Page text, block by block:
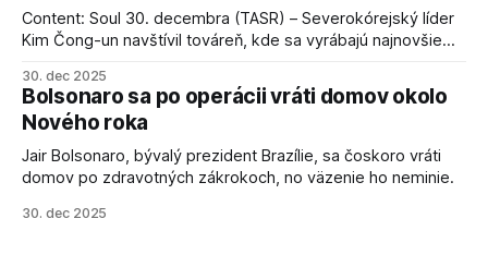
Content: Soul 30. decembra (TASR) – Severokórejský líder
Kim Čong-un navštívil továreň, kde sa vyrábajú najnovšie
schopnosti. Informovali o tom štátne médiá KĽDR, na ktoré
sa odvoláva agentúra AFP.
30. dec 2025
Bolsonaro sa po operácii vráti domov okolo
Nového roka
Jair Bolsonaro, bývalý prezident Brazílie, sa čoskoro vráti
domov po zdravotných zákrokoch, no väzenie ho neminie.
30. dec 2025